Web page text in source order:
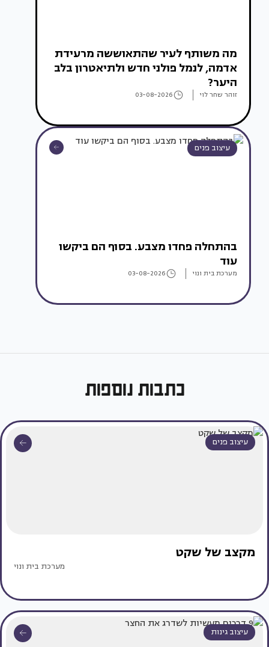
מה משותף לעיר שהתאוששה מרעידת
אדמה, לנמל פולני חדש ולתיאטרון בלב
היער?
זוהר שחר לוי 03-08-2026
עיצוב פנים
בהתחלה פחדו מצבע. בסוף הם ביקשו
עוד
מערכת בית ונוי 03-08-2026
כתבות נוספות
עיצוב פנים
מקצב של שקט
מערכת בית ונוי
עיצוב גינות